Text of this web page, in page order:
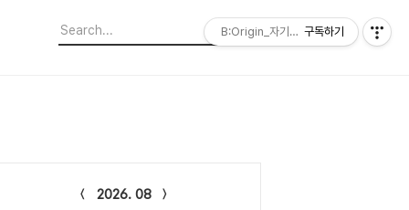
2026. 08
B:Origin_자기다움을 디자인합니다
구독하기